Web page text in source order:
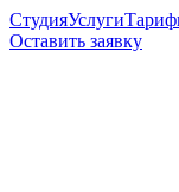
СтудияУслуги
Оставить заявку